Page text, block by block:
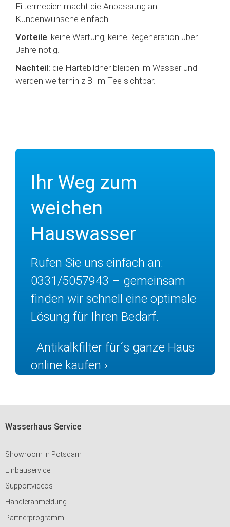
Filtermedien macht die Anpassung an
Kundenwünsche einfach.
Vorteile: keine Wartung, keine Regeneration über
Jahre nötig.
Nachteil: die Härtebildner bleiben im Wasser und
werden weiterhin z.B. im Tee sichtbar.
Ihr Weg zum
weichen
Hauswasser
Rufen Sie uns einfach an:
0331/5057943 – gemeinsam
finden wir schnell eine optimale
Lösung für Ihren Bedarf.
Antikalkfilter für´s ganze Haus
online kaufen ›
Wasserhaus Service
Showroom in Potsdam
Einbauservice
Supportvideos
Händleranmeldung
Partnerprogramm